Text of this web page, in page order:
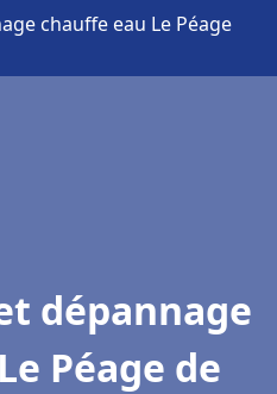
chauffe eau Le Péage
dépannage
Péage de